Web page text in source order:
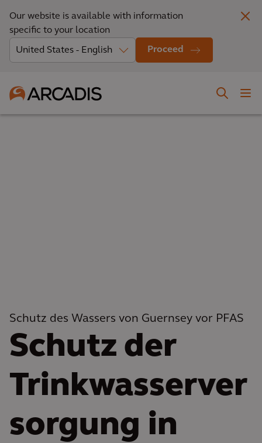
Our website is available with information
specific to your location
Proceed
Schutz des Wassers von Guernsey vor PFAS
Schutz der
Trinkwasserver
sorgung in